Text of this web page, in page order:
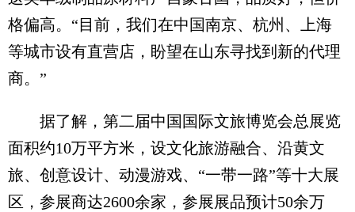
格偏高。“目前，我们在中国南京、杭州、上海
等城市设有直营店，盼望在山东寻找到新的代理
商。”
据了解，第二届中国国际文旅博览会总展览
面积约10万平方米，设文化旅游融合、沿黄文
旅、创意设计、动漫游戏、“一带一路”等十大展
区，参展商达2600余家，参展展品预计50余万